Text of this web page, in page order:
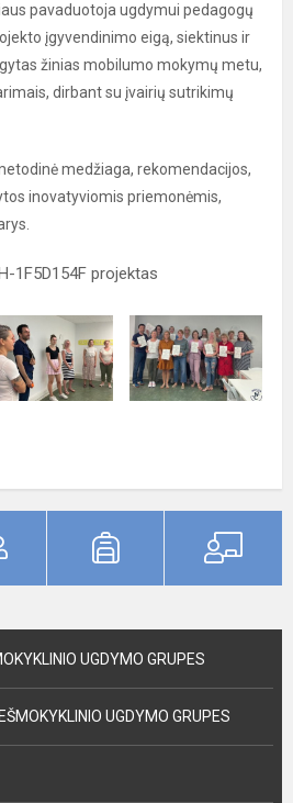
pavaduotoja ugdymui pedagogų
įgyvendinimo eigą, siektinus ir
žinias mobilumo mokymų metu,
dirbant su įvairių sutrikimų
medžiaga, rekomendacijos,
inovatyviomis priemonėmis,
1F5D154F projektas
UGDYMO GRUPES
UGDYMO GRUPES